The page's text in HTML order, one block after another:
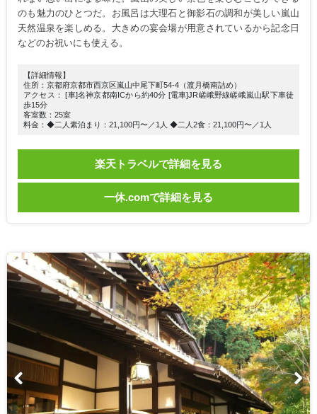
のも魅力のひとつだ。お風呂は大理石と御影石の調和が美しい嵐山
天然温泉を楽しめる。大きめの宴会場が用意されているから記念日
などのお祝いにも使える。
【詳細情報】
住所：京都府京都市西京区嵐山中尾下町54-4（渡月橋南詰め）
アクセス： [車]名神京都南ICから約40分 [電車]JR嵯峨野線嵯峨嵐山駅下車徒
歩15分
客室数：25室
料金：◆二人素泊まり：21,100円〜／1人 ◆二人2食：21,100円〜／1人
楽天トラベルで詳細を見る
一休.comで詳細を見る